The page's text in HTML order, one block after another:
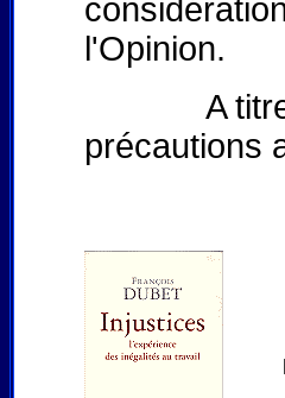
l'Opinion.
A titre
précautions